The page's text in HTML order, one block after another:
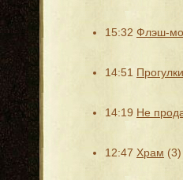
15:32 Флэш-
14:51 Прогулки
14:19 Не
12:47 Храм (3)